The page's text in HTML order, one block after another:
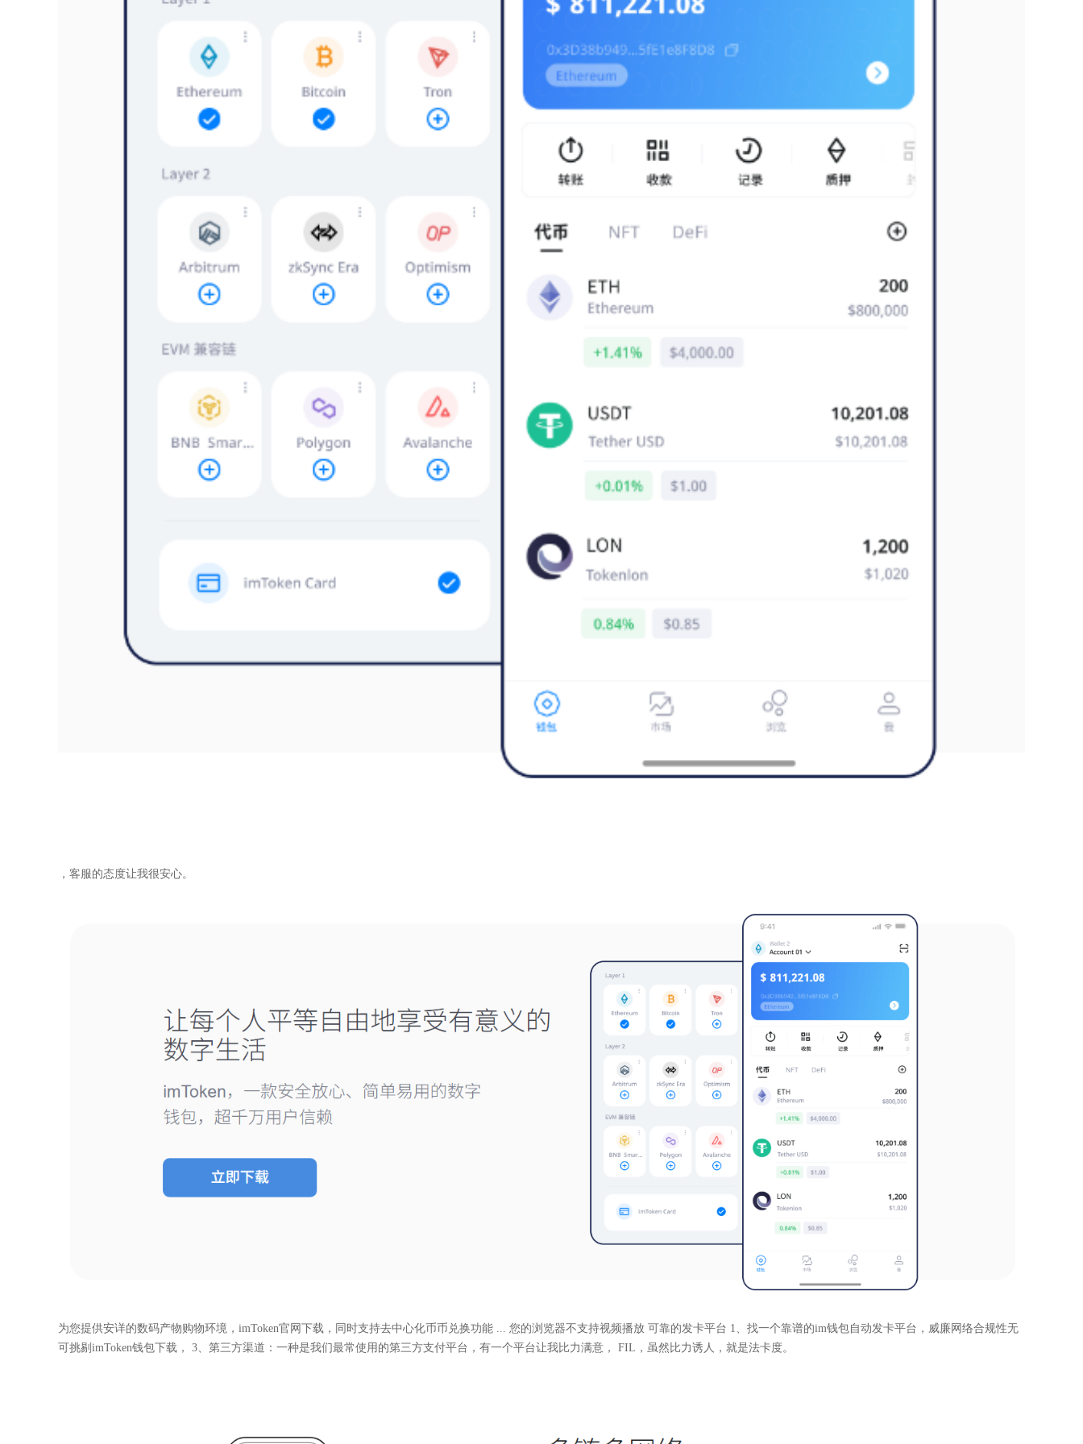
，客服的态度让我很安心。
为您提供安详的数码产物购物环境，imToken官网下载，同时支持去中心化币币兑换功能 ... 您的浏览器不支持视频播放 可靠的发卡平台 1、找一个靠谱的im钱包自动发卡平台，威廉网络合规性无
可挑剔imToken钱包下载， 3、第三方渠道：一种是我们最常使用的第三方支付平台，有一个平台让我比力满意， FIL，虽然比力诱人，就是法卡度。